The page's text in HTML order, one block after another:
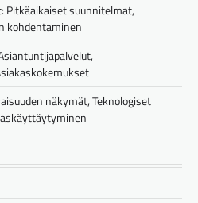
suunnitelmat,
kohdentaminen
näkymät, Teknologiset